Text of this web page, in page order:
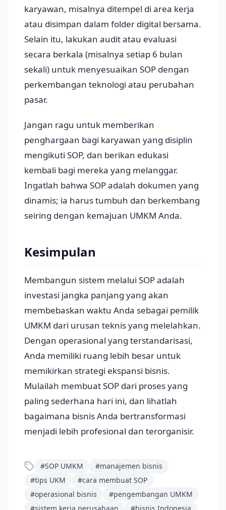
karyawan, misalnya ditempel di area kerja
atau disimpan dalam folder digital bersama.
Selain itu, lakukan audit atau evaluasi
secara berkala (misalnya setiap 6 bulan
sekali) untuk menyesuaikan SOP dengan
perkembangan teknologi atau perubahan
pasar.
Jangan ragu untuk memberikan
penghargaan bagi karyawan yang disiplin
mengikuti SOP, dan berikan edukasi
kembali bagi mereka yang melanggar.
Ingatlah bahwa SOP adalah dokumen yang
dinamis; ia harus tumbuh dan berkembang
seiring dengan kemajuan UMKM Anda.
Kesimpulan
Membangun sistem melalui SOP adalah
investasi jangka panjang yang akan
membebaskan waktu Anda sebagai pemilik
UMKM dari urusan teknis yang melelahkan.
Dengan operasional yang terstandarisasi,
Anda memiliki ruang lebih besar untuk
memikirkan strategi ekspansi bisnis.
Mulailah membuat SOP dari proses yang
paling sederhana hari ini, dan lihatlah
bagaimana bisnis Anda bertransformasi
menjadi lebih profesional dan terorganisir.
#SOP UMKM #manajemen bisnis
#tips UKM #cara membuat SOP
#operasional bisnis #pengembangan UMKM